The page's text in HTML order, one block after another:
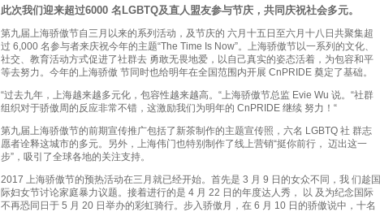
此次我们迎来超过6000 名 LGBTQ及直人盟友参与节庆，共同庆祝社会多元。
第九届上海骄傲节自三月以来的系列活动，及节庆的 六月十五日至六月十八日共聚集超
过 6,000 名参与者来庆祝今年的主题“The Time Is Now”。上海骄傲节以一系列的文化、
社交、教育活动方式促进了社群去 勇敢无畏地爱，以自己真实的姿态活着，为包容和平
等去努力。今年的上海骄傲 节同时也给明年在全国范围内开展 CnPRIDE 奠定了基础。
“过去九年，上海越来越多元化，包容性越来越高。“上海骄傲节总监 Evie Wu 说。“社群
组织对于骄傲周的反应非常不错，这激励我们为明年的 CnPRIDE 继续 努力！“
第九届上海骄傲节的前期宣传推广包括了新茶制作的主题宣传照，六名 LGBTQ 社 群志
愿者诠释这城市的多元。另外，上海伟门也特别制作了线上营销“挺你前行， 迈出这一
步”，吸引了全球各地的关注支持。
2017 上海骄傲节的预热活动在三月就已经开始。首先是 3 月 9 日的女众不同，我 们趁国
际妇女节讨论家庭暴力议题。接着进行的是 4 月 22 日的年度达人秀， 以 及为纪念国际
不再恐同日于 5 月 20 日举办的彩虹骑行。步入骄傲月，在 6 月 10 日的骄傲说中，十名